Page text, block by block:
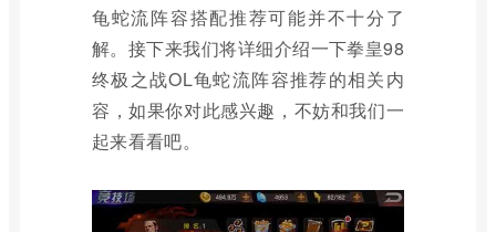
龟蛇流阵容搭配推荐可能并不十分了
解。接下来我们将详细介绍一下拳皇98
终极之战OL龟蛇流阵容推荐的相关内
容，如果你对此感兴趣，不妨和我们一
起来看看吧。